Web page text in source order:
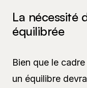
La nécessité
équilibrée
Bien que le
un équilibre